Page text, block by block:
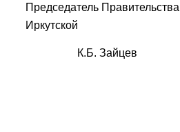
Председатель Правительства
Иркутской
К.Б. Зайцев